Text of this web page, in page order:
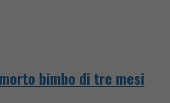
bimbo di tre mesi